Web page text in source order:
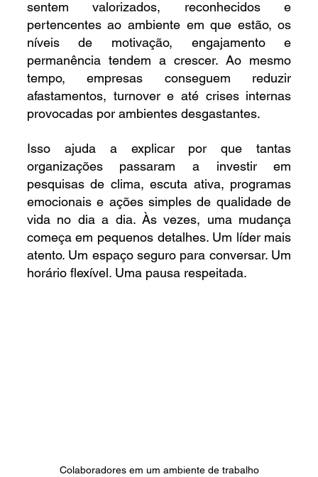
sentem valorizados, reconhecidos e
pertencentes ao ambiente em que estão, os
níveis de motivação, engajamento e
permanência tendem a crescer. Ao mesmo
tempo, empresas conseguem reduzir
afastamentos, turnover e até crises internas
provocadas por ambientes desgastantes.
Isso ajuda a explicar por que tantas
organizações passaram a investir em
pesquisas de clima, escuta ativa, programas
emocionais e ações simples de qualidade de
vida no dia a dia. Às vezes, uma mudança
começa em pequenos detalhes. Um líder mais
atento. Um espaço seguro para conversar. Um
horário flexível. Uma pausa respeitada.
Colaboradores em um ambiente de trabalho